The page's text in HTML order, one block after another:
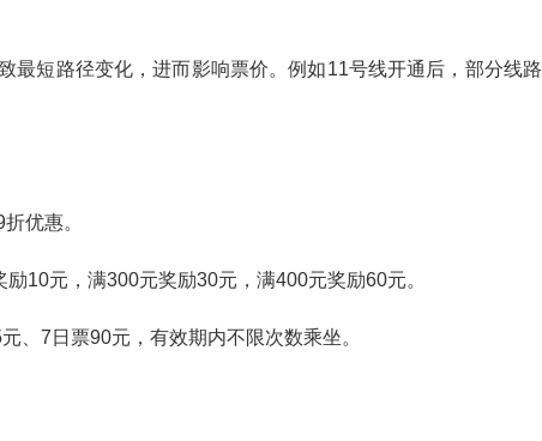
最短路径变化，进而影响票价。例如11号线开通后，部分线路
优惠。
10元，满300元奖励30元，满400元奖励60元。
、7日票90元，有效期内不限次数乘坐。